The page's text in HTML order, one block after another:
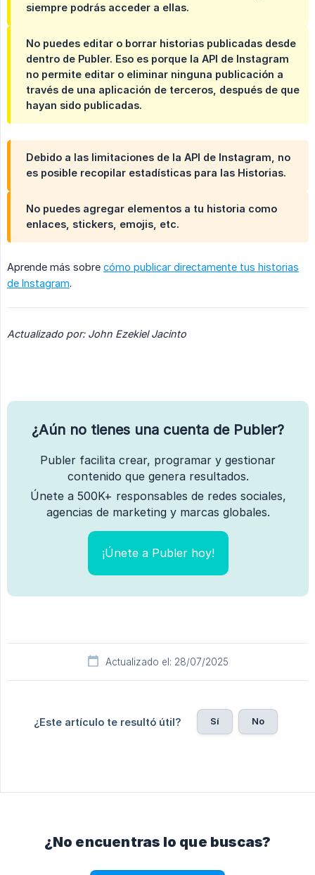
siempre podrás acceder a ellas.
No puedes editar o borrar historias publicadas desde
dentro de Publer. Eso es porque la API de Instagram
no permite editar o eliminar ninguna publicación a
través de una aplicación de terceros, después de que
hayan sido publicadas.
Debido a las limitaciones de la API de Instagram, no
es posible recopilar estadísticas para las Historias.
No puedes agregar elementos a tu historia como
enlaces, stickers, emojis, etc.
Aprende más sobre cómo publicar directamente tus historias
de Instagram.
Actualizado por: John Ezekiel Jacinto
¿Aún no tienes una cuenta de Publer?
Publer facilita crear, programar y gestionar
contenido que genera resultados.
Únete a 500K+ responsables de redes sociales,
agencias de marketing y marcas globales.
¡Únete a Publer hoy!
Actualizado el: 28/07/2025
¿Este artículo te resultó útil? Sí No
¿No encuentras lo que buscas?